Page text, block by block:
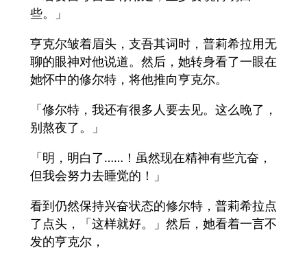
些。」
亨克尔皱着眉头，支吾其词时，普莉希拉用无
聊的眼神对他说道。然后，她转身看了一眼在
她怀中的修尔特，将他推向亨克尔。
「修尔特，我还有很多人要去见。这么晚了，
别熬夜了。」
「明，明白了……！虽然现在精神有些亢奋，
但我会努力去睡觉的！」
看到仍然保持兴奋状态的修尔特，普莉希拉点
了点头，「这样就好。」然后，她看着一言不
发的亨克尔，